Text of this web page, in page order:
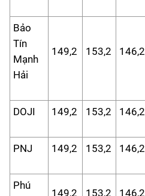
Bảo
Tín
Mạnh
Hải
149,2 153,2 146,2
DOJI 149,2 153,2 146,2
PNJ 149,2 153,2 146,2
Phú
149,2 153,2 146,2